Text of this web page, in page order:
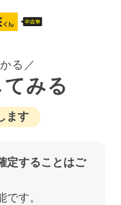
る／
みる
ます
定することはご
です。